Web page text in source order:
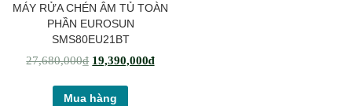
MÁY RỬA CHÉN ÂM TỦ TOÀN
PHẦN EUROSUN
SMS80EU21BT
27,680,000₫ 19,390,000₫
Mua hàng